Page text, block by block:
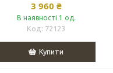
3 960 ₴
В наявності 1 од.
72123
Купити